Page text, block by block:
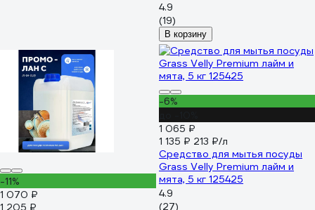
4.9
(19)
В корзину
-11%
1 070 ₽
1 205 ₽
-6%
1 065 ₽
1 135 ₽ 213 ₽/л
Средство для мытья посуды
Grass Velly Premium лайм и
мята, 5 кг 125425
4.9
(27)